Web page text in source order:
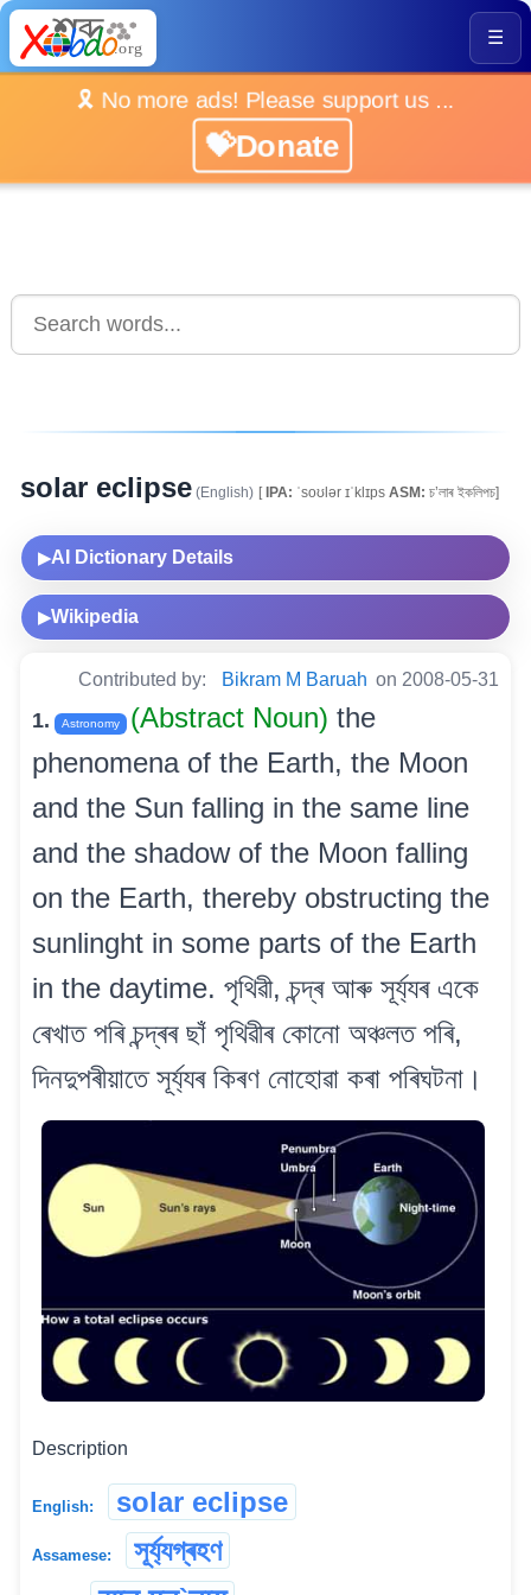
☰
🎗️ No more ads! Please support us ...
💝Donate
solar eclipse (English) [IPA: ˈsoʊlər ɪˈklɪps ASM: চ’লাৰ ইকলিপচ]
▶AI Dictionary Details
▶Wikipedia
Contributed by: Bikram M Baruah on 2008-05-31
1. Astronomy (Abstract Noun) the
phenomena of the Earth, the Moon
and the Sun falling in the same line
and the shadow of the Moon falling
on the Earth, thereby obstructing the
sunlinght in some parts of the Earth
in the daytime. পৃথিৱী, চন্দ্ৰ আৰু সূৰ্য্যৰ একে
ৰেখাত পৰি চন্দ্ৰৰ ছাঁ পৃথিৱীৰ কোনো অঞ্চলত পৰি,
দিনদুপৰীয়াতে সূৰ্য্যৰ কিৰণ নোহোৱা কৰা পৰিঘটনা।
Description
English: solar eclipse
Assamese:
সূৰ্য্যগ্ৰহণ